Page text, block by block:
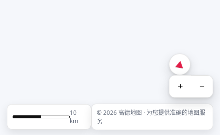
+ −
10
km
© 2026 高德地图 · 为您提供准确的地图服
务